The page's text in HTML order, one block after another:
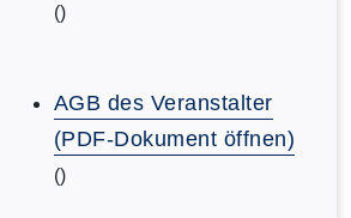
()
AGB des Veranstalter
(PDF-Dokument öffnen)
()